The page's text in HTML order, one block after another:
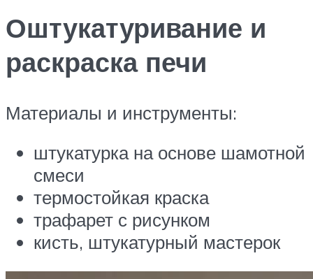
Оштукатуривание и
раскраска печи
Материалы и инструменты:
штукатурка на основе шамотной
смеси
термостойкая краска
трафарет с рисунком
кисть, штукатурный мастерок